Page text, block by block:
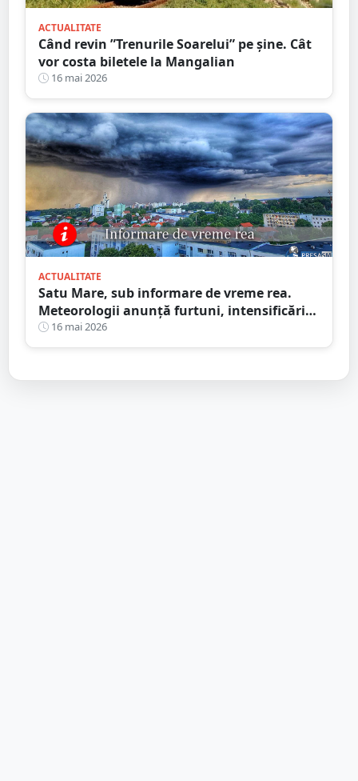
ACTUALITATE
Când revin ”Trenurile Soarelui” pe şine. Cât
vor costa biletele la Mangalian
16 mai 2026
ACTUALITATE
Satu Mare, sub informare de vreme rea.
Meteorologii anunță furtuni, intensificări
de vânt și ploi în averse
16 mai 2026